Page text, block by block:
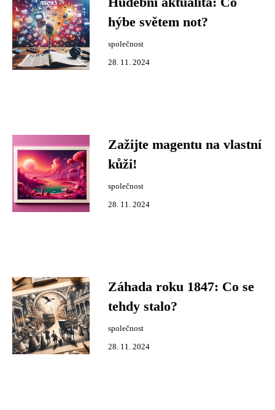
hýbe světem not?
společnost
28. 11. 2024
Zažijte magentu na vlastní
kůži!
společnost
28. 11. 2024
Záhada roku 1847: Co se
tehdy stalo?
společnost
28. 11. 2024